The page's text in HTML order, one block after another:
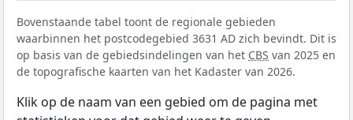
Bovenstaande tabel toont de regionale gebieden
waarbinnen het postcodegebied 3631 AD zich bevindt. Dit is
op basis van de gebiedsindelingen van het CBS van 2025 en
de topografische kaarten van het Kadaster van 2026.
Klik op de naam van een gebied om de pagina met